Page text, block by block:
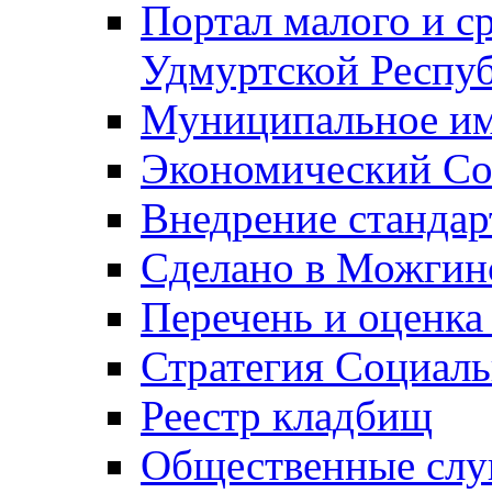
Портал малого и
Удмуртской
Муниципальное
Экономический
Внедрение
Сделано в
Перечень и
Стратегия
Реестр кладбищ
Общественные